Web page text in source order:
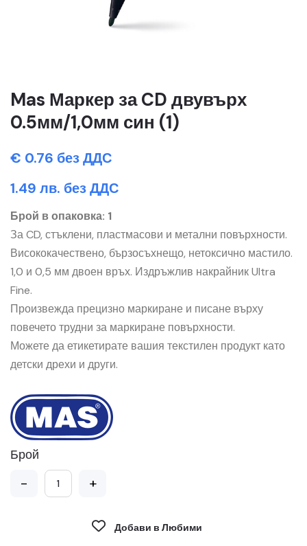
Mas Маркер за CD двувърх
0.5мм/1,0мм син (1)
€ 0.76 без ДДС
1.49 лв. без ДДС
Брой в опаковка: 1
За CD, стъклени, пластмасови и метални повърхности.
Висококачествено, бързосъхнещо, нетоксично мастило.
1,0 и 0,5 мм двоен връх. Издръжлив накрайник Ultra
Fine.
Произвежда прецизно маркиране и писане върху
повечето трудни за маркиране повърхности.
Можете да етикетирате вашия текстилен продукт като
детски дрехи и други.
Брой
- +
Добави в Любими